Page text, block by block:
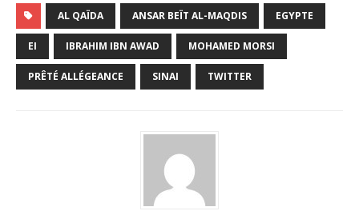
AL QAÏDA ANSAR BEÏT AL-MAQDIS EGYPTE
EI IBRAHIM IBN AWAD MOHAMED MORSI
PRÊTÉ ALLÉGEANCE SINAI TWITTER